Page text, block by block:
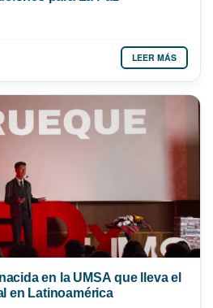
LEER MÁS
en la UMSA que lleva el
en Latinoamérica